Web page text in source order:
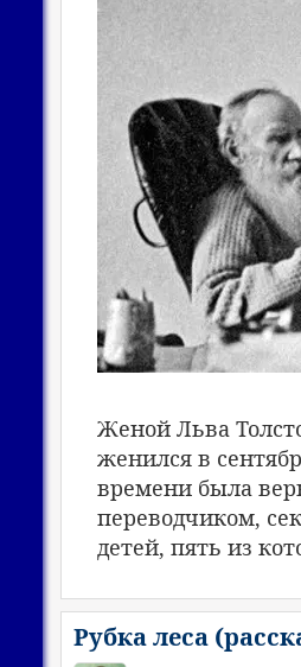
Женой Льва
женился в
времени была
переводчиком,
детей, пять из
Рубка леса